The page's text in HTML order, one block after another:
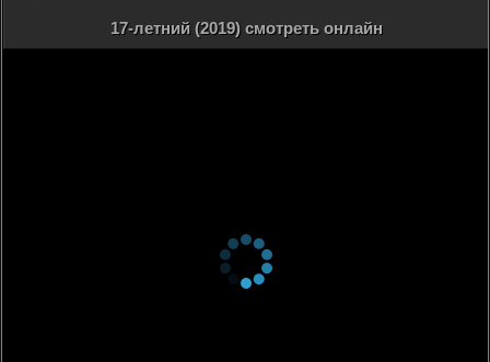
17-летний (2019) смотреть онлайн